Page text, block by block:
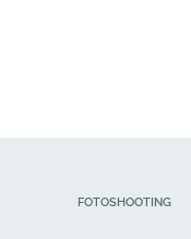
FOTOSHOOTING